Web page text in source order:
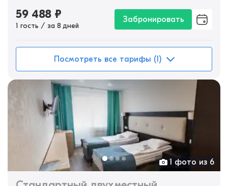
59 488 ₽
1 гость / за 8 дней
Забронировать
Посмотреть все тарифы (1)
1 фото из 6